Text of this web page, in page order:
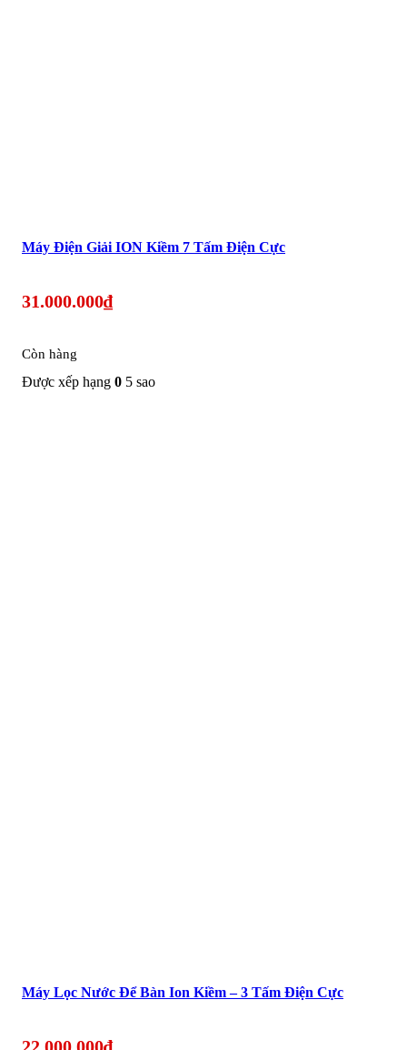
Máy Điện Giải ION Kiềm 7 Tấm Điện Cực
31.000.000₫
Còn hàng
Được xếp hạng 0 5 sao
Máy Lọc Nước Để Bàn Ion Kiềm – 3 Tấm Điện Cực